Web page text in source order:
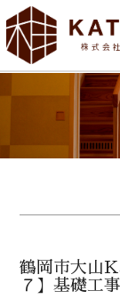
鶴岡市大山
７】基礎工事